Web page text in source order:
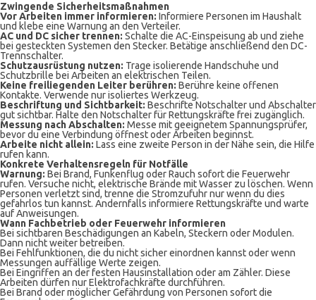
Zwingende Sicherheitsmaßnahmen
Vor Arbeiten immer informieren: Informiere Personen im Haushalt
und klebe eine Warnung an den Verteiler.
AC und DC sicher trennen: Schalte die AC-Einspeisung ab und ziehe
bei gesteckten Systemen den Stecker. Betätige anschließend den DC-
Trennschalter.
Schutzausrüstung nutzen: Trage isolierende Handschuhe und
Schutzbrille bei Arbeiten an elektrischen Teilen.
Keine freiliegenden Leiter berühren: Berühre keine offenen
Kontakte. Verwende nur isoliertes Werkzeug.
Beschriftung und Sichtbarkeit: Beschrifte Notschalter und Abschalter
gut sichtbar. Halte den Notschalter für Rettungskräfte frei zugänglich.
Messung nach Abschalten: Messe mit geeignetem Spannungsprüfer,
bevor du eine Verbindung öffnest oder Arbeiten beginnst.
Arbeite nicht allein: Lass eine zweite Person in der Nähe sein, die Hilfe
rufen kann.
Konkrete Verhaltensregeln für Notfälle
Warnung: Bei Brand, Funkenflug oder Rauch sofort die Feuerwehr
rufen. Versuche nicht, elektrische Brände mit Wasser zu löschen. Wenn
Personen verletzt sind, trenne die Stromzufuhr nur wenn du dies
gefahrlos tun kannst. Andernfalls informiere Rettungskräfte und warte
auf Anweisungen.
Wann Fachbetrieb oder Feuerwehr informieren
Bei sichtbaren Beschädigungen an Kabeln, Steckern oder Modulen.
Dann nicht weiter betreiben.
Bei Fehlfunktionen, die du nicht sicher einordnen kannst oder wenn
Messungen auffällige Werte zeigen.
Bei Eingriffen an der festen Hausinstallation oder am Zähler. Diese
Arbeiten dürfen nur Elektrofachkräfte durchführen.
Bei Brand oder möglicher Gefährdung von Personen sofort die